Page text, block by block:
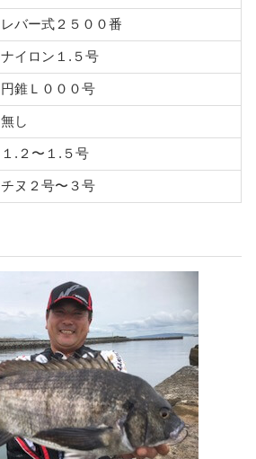
レバー式２５００番
ナイロン１.５号
円錐Ｌ０００号
無し
１.２〜１.５号
チヌ２号〜３号